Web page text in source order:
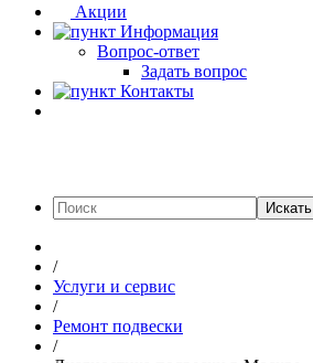
Акции
Информация
Вопрос-ответ
Задать вопрос
Контакты
Искать
/
Услуги и сервис
/
Ремонт подвески
/